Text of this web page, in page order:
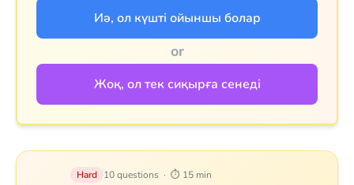
Иә, ол күшті ойыншы болар
or
Жоқ, ол тек сиқырға сенеді
Hard 10 questions · ⏱ 15 min